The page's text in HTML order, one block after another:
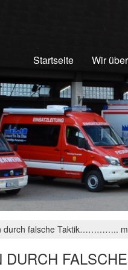
Startseite Wir
durch falsche Taktik…………..
DURCH